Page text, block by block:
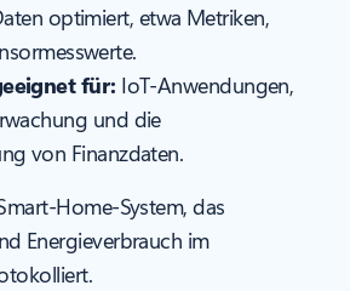
optimiert, etwa Metriken,
für: IoT-Anwendungen,
und die
von Finanzdaten.
Home-System, das
Energieverbrauch im